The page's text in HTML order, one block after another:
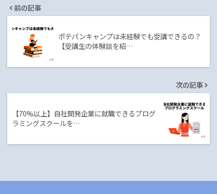
前の記事
ポテパンキャンプは未経験でも受講できるの？
【受講生の体験談を紹…
次の記事
【70%以上】自社開発企業に就職できるプログ
ラミングスクールを…